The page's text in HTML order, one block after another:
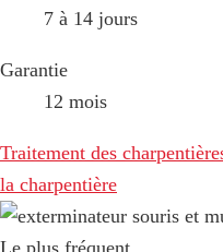
7 à 14 jours
Garantie
12 mois
Traitement des
la charpentière